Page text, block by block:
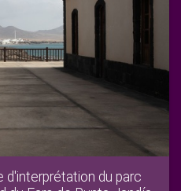
d'interprétation du parc